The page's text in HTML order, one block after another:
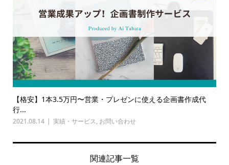
【格安】1本3.5万円〜営業・プレゼンに使える企画書作成代
行...
2021.08.14 実績・サービス, お問い合わせ
関連記事一覧